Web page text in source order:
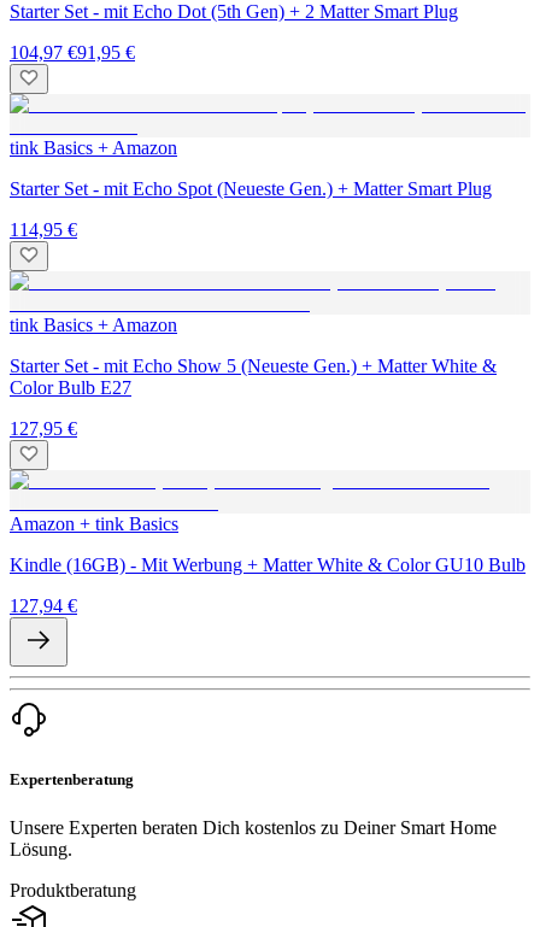
Starter Set - mit Echo Dot (5th Gen) + 2 Matter Smart Plug
104,97 €91,95 €
tink Basics + Amazon
Starter Set - mit Echo Spot (Neueste Gen.) + Matter Smart Plug
114,95 €
tink Basics + Amazon
Starter Set - mit Echo Show 5 (Neueste Gen.) + Matter White &
Color Bulb E27
127,95 €
Amazon + tink Basics
Kindle (16GB) - Mit Werbung + Matter White & Color GU10 Bulb
127,94 €
Expertenberatung
Unsere Experten beraten Dich kostenlos zu Deiner Smart Home
Lösung.
Produktberatung